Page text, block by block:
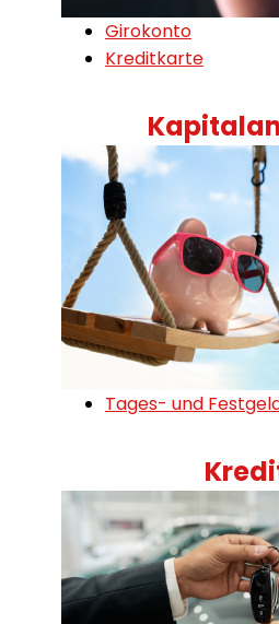
Girokonto
Kreditkarte
Tages- und